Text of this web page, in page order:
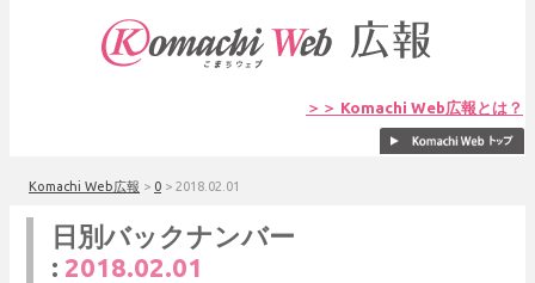
＞＞ Komachi Web広報とは？
Komachi Web広報 > 0 > 2018.02.01
日別バックナンバー
: 2018.02.01